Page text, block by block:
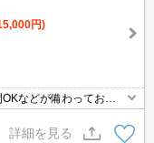
円)
などが備わっており
台・浴室乾燥機など豊
ております。収納はシ
詳細を見る